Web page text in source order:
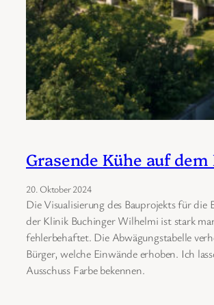
Grasende Kühe auf dem
20. Oktober 2024
Die Visualisierung des Bauprojekts für die
der Klinik Buchinger Wilhelmi ist stark
fehlerbehaftet. Die Abwägungstabelle
Bürger, welche Einwände erhoben. Ich
Ausschuss Farbe bekennen.